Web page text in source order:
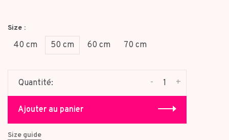
Size :
40 cm 50 cm 60 cm 70 cm
Quantité: +
-
Ajouter au panier
Size guide